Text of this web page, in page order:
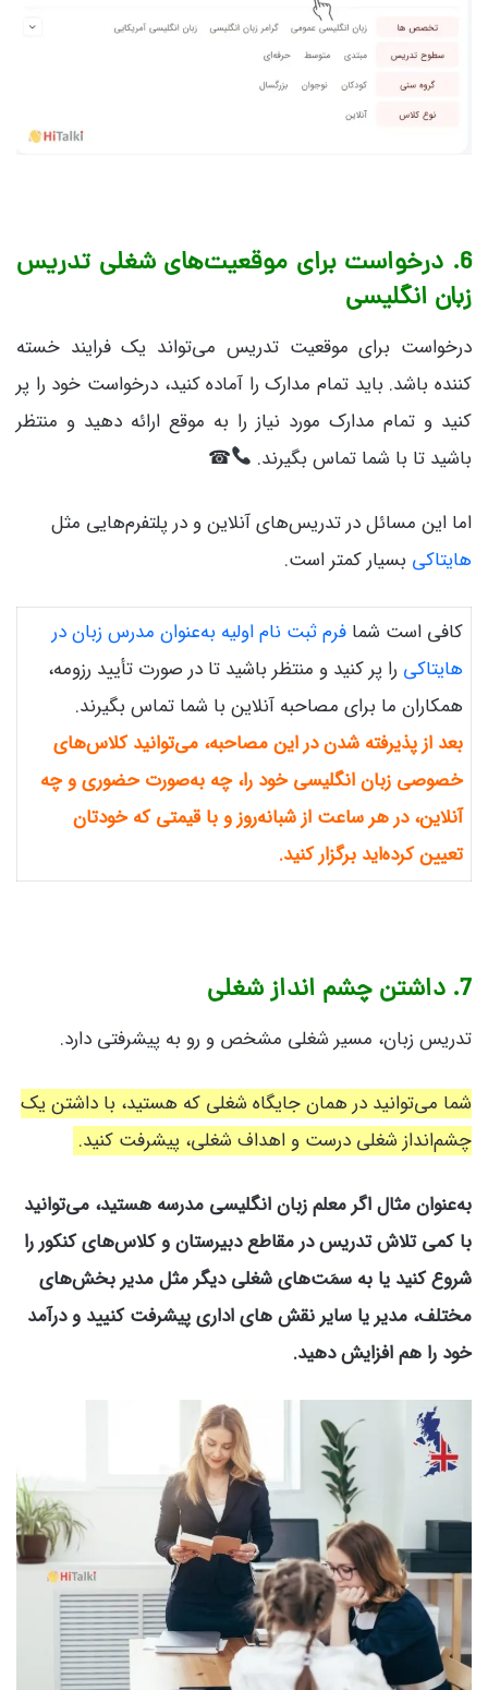
6. درخواست برای موقعیت‌های شغلی تدریس
زبان انگلیسی
درخواست برای موقعیت تدریس می‌تواند یک فرایند خسته
کننده باشد. باید تمام مدارک را آماده کنید، درخواست خود را پر
کنید و تمام مدارک مورد نیاز را به موقع ارائه دهید و منتظر
باشید تا با شما تماس بگیرند.
☎
اما این مسائل در تدریس‌های آنلاین و در پلتفرم‌هایی مثل
هایتاکی بسیار کمتر است.
کافی است شما فرم ثبت نام اولیه به‌عنوان مدرس زبان در
هایتاکی را پر کنید و منتظر باشید تا در صورت تأیید رزومه،
همکاران ما برای مصاحبه آنلاین با شما تماس بگیرند.
بعد از پذیرفته شدن در این مصاحبه، می‌توانید کلاس‌های
خصوصی زبان انگلیسی خود را، چه به‌صورت حضوری و چه
آنلاین، در هر ساعت از شبانه‌روز و با قیمتی که خودتان
تعیین کرده‌اید برگزار کنید.
7. داشتن چشم انداز شغلی
تدریس زبان، مسیر شغلی مشخص و رو به پیشرفتی دارد.
شما می‌توانید در همان جایگاه شغلی که هستید، با داشتن یک
چشم‌انداز شغلی درست و اهداف شغلی، پیشرفت کنید.
به‌عنوان مثال اگر معلم زبان انگلیسی مدرسه هستید، می‌توانید
با کمی تلاش تدریس در مقاطع دبیرستان و کلاس‌های کنکور را
شروع کنید یا به سمَت‌های شغلی دیگر مثل مدیر بخش‌های
مختلف، مدیر یا سایر نقش های اداری پیشرفت کنیید و درآمد
خود را هم افزایش دهید.